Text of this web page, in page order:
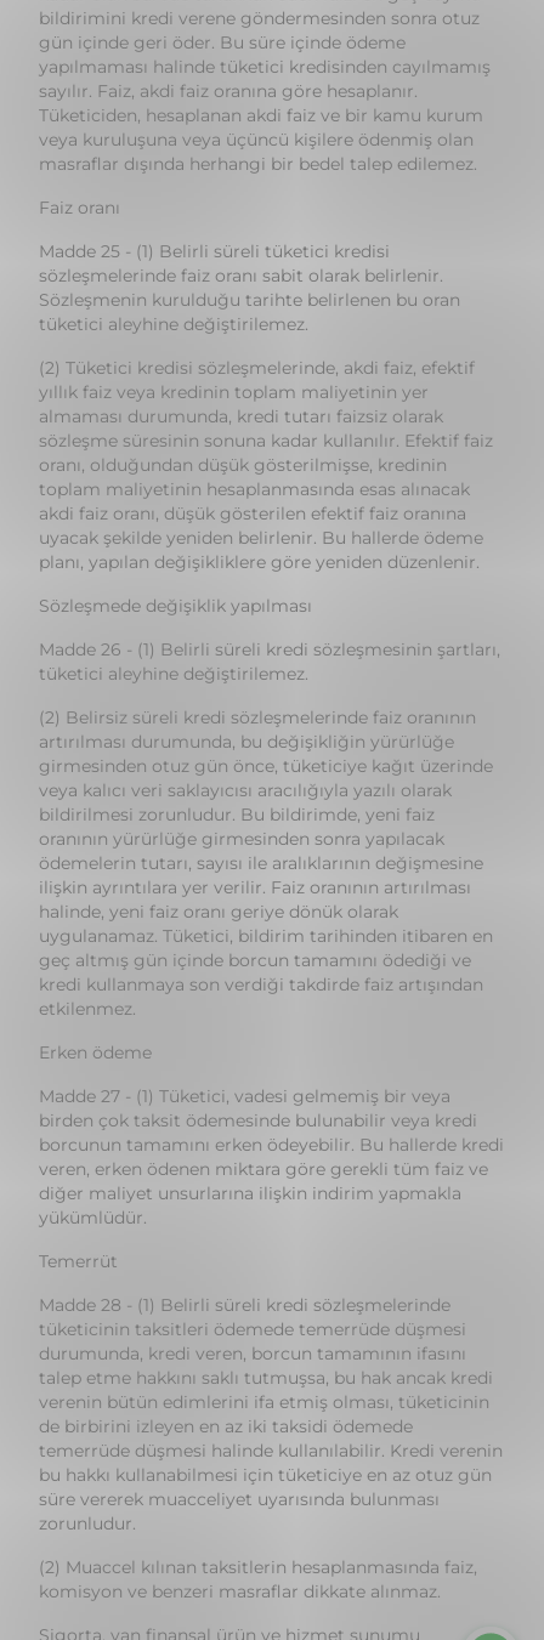
Tüketiciden, hesaplanan akdi faiz ve bir kamu kurum
veya kuruluşuna veya üçüncü kişilere ödenmiş olan
masraflar dışında herhangi bir bedel talep edilemez.
Faiz oranı
Madde 25 - (1) Belirli süreli tüketici kredisi
sözleşmelerinde faiz oranı sabit olarak belirlenir.
Sözleşmenin kurulduğu tarihte belirlenen bu oran
tüketici aleyhine değiştirilemez.
(2) Tüketici kredisi sözleşmelerinde, akdi faiz, efektif
yıllık faiz veya kredinin toplam maliyetinin yer
almaması durumunda, kredi tutarı faizsiz olarak
sözleşme süresinin sonuna kadar kullanılır. Efektif faiz
oranı, olduğundan düşük gösterilmişse, kredinin
toplam maliyetinin hesaplanmasında esas alınacak
akdi faiz oranı, düşük gösterilen efektif faiz oranına
uyacak şekilde yeniden belirlenir. Bu hallerde ödeme
planı, yapılan değişikliklere göre yeniden düzenlenir.
Sözleşmede değişiklik yapılması
Madde 26 - (1) Belirli süreli kredi sözleşmesinin şartları,
tüketici aleyhine değiştirilemez.
(2) Belirsiz süreli kredi sözleşmelerinde faiz oranının
artırılması durumunda, bu değişikliğin yürürlüğe
girmesinden otuz gün önce, tüketiciye kağıt üzerinde
veya kalıcı veri saklayıcısı aracılığıyla yazılı olarak
bildirilmesi zorunludur. Bu bildirimde, yeni faiz
oranının yürürlüğe girmesinden sonra yapılacak
ödemelerin tutarı, sayısı ile aralıklarının değişmesine
ilişkin ayrıntılara yer verilir. Faiz oranının artırılması
halinde, yeni faiz oranı geriye dönük olarak
uygulanamaz. Tüketici, bildirim tarihinden itibaren en
geç altmış gün içinde borcun tamamını ödediği ve
kredi kullanmaya son verdiği takdirde faiz artışından
etkilenmez.
Erken ödeme
Madde 27 - (1) Tüketici, vadesi gelmemiş bir veya
birden çok taksit ödemesinde bulunabilir veya kredi
borcunun tamamını erken ödeyebilir. Bu hallerde kredi
veren, erken ödenen miktara göre gerekli tüm faiz ve
diğer maliyet unsurlarına ilişkin indirim yapmakla
yükümlüdür.
Temerrüt
Madde 28 - (1) Belirli süreli kredi sözleşmelerinde
tüketicinin taksitleri ödemede temerrüde düşmesi
durumunda, kredi veren, borcun tamamının ifasını
talep etme hakkını saklı tutmuşsa, bu hak ancak kredi
verenin bütün edimlerini ifa etmiş olması, tüketicinin
de birbirini izleyen en az iki taksidi ödemede
temerrüde düşmesi halinde kullanılabilir. Kredi verenin
bu hakkı kullanabilmesi için tüketiciye en az otuz gün
süre vererek muacceliyet uyarısında bulunması
zorunludur.
(2) Muaccel kılınan taksitlerin hesaplanmasında faiz,
komisyon ve benzeri masraflar dikkate alınmaz.
Sigorta, yan finansal ürün ve hizmet sunumu
Madde 29 - (Değişik madde: 24.03.2022 - 7392
S.K/Madde 4)